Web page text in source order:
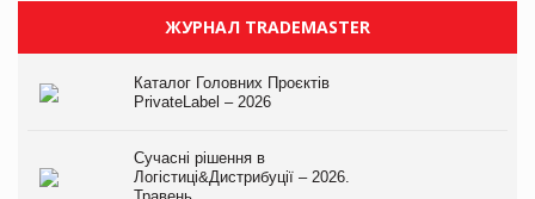
ЖУРНАЛ TRADEMASTER
Каталог Головних Проєктів
PrivateLabel – 2026
Сучасні рішення в
Логістиці&Дистрибуції – 2026.